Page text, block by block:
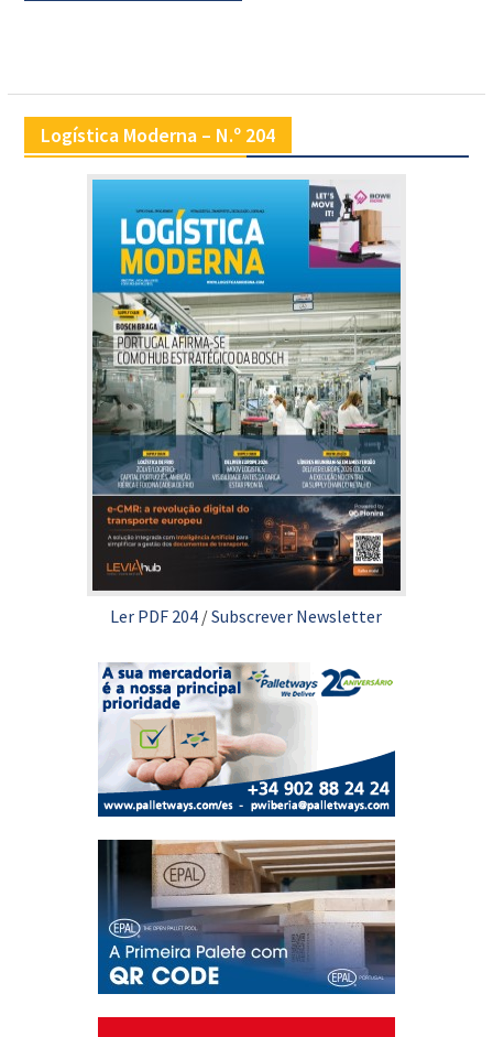
Logística Moderna – N.º 204
Ler PDF 204 /Subscrever Newsletter